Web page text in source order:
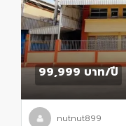
99,999 บาท/ปี
nutnut899